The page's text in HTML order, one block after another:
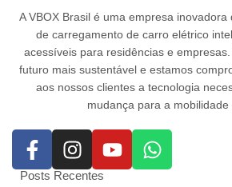
A VBOX Brasil é uma empresa
de carregamento de carro elétrico
acessíveis para residências e
futuro mais sustentável e estamos
aos nossos clientes a tecnologia
mudança para a mobilidade
Posts Recentes